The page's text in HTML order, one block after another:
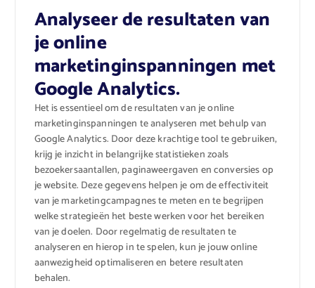
Analyseer de resultaten van
je online
marketinginspanningen met
Google Analytics.
Het is essentieel om de resultaten van je online
marketinginspanningen te analyseren met behulp van
Google Analytics. Door deze krachtige tool te gebruiken,
krijg je inzicht in belangrijke statistieken zoals
bezoekersaantallen, paginaweergaven en conversies op
je website. Deze gegevens helpen je om de effectiviteit
van je marketingcampagnes te meten en te begrijpen
welke strategieën het beste werken voor het bereiken
van je doelen. Door regelmatig de resultaten te
analyseren en hierop in te spelen, kun je jouw online
aanwezigheid optimaliseren en betere resultaten
behalen.